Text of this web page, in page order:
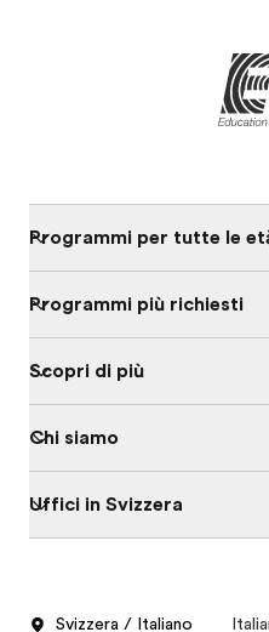
Programmi per tutte le
Programmi più richiesti
Scopri di più
Chi siamo
Uffici in Svizzera
Svizzera / Italiano